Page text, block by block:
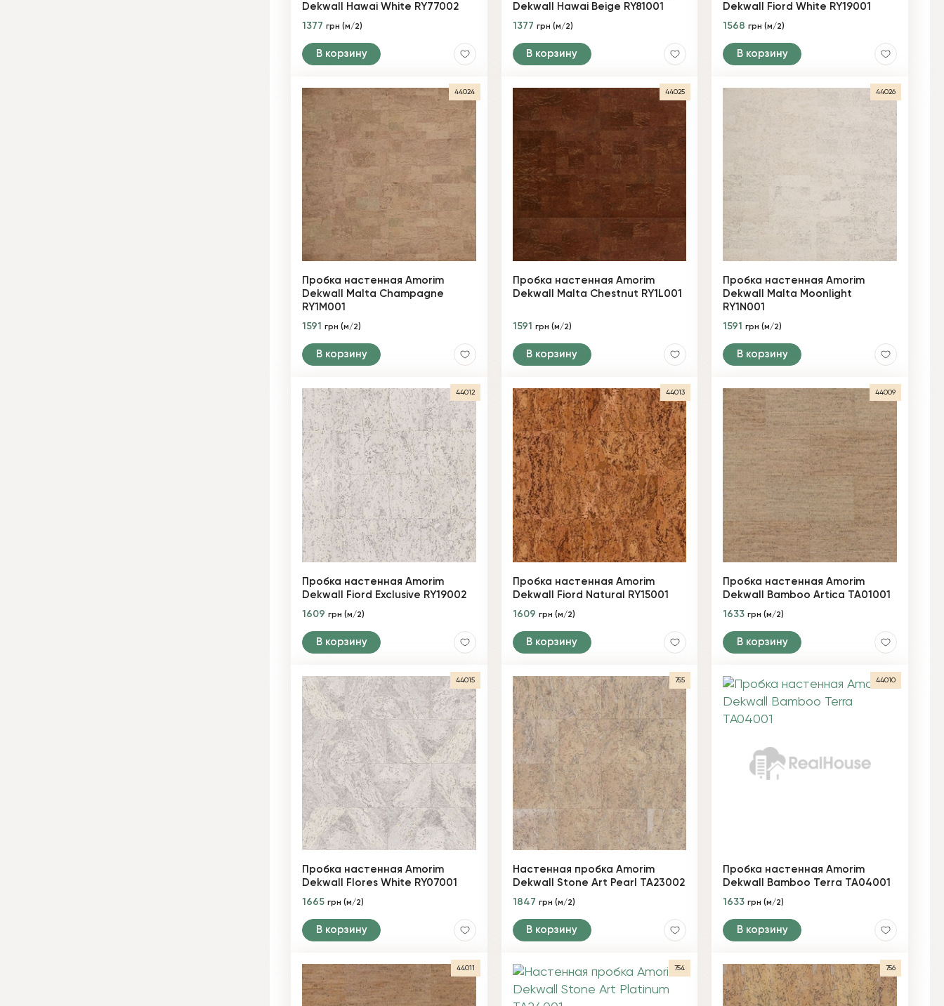
Dekwall Hawai White RY77002
1377 грн (м/2)
В корзину
Dekwall Hawai Beige RY81001
1377 грн (м/2)
В корзину
Dekwall Fiord White RY19001
1568грн (м/2)
В корзину
44024
Пробка настенная Amorim
Dekwall Malta Champagne
RY1M001
1591 грн (м/2)
В корзину
44025
Пробка настенная Amorim
Dekwall Malta Chestnut RY1L001
1591 грн (м/2)
В корзину
44026
Пробка настенная Amorim
Dekwall Malta Moonlight
RY1N001
1591грн (м/2)
В корзину
44012
Пробка настенная Amorim
Dekwall Fiord Exclusive RY19002
1609 грн (м/2)
В корзину
44013
Пробка настенная Amorim
Dekwall Fiord Natural RY15001
1609 грн (м/2)
В корзину
44009
Пробка настенная Amorim
Dekwall Bamboo Artica TA01001
1633грн (м/2)
В корзину
44015
Пробка настенная Amorim
Dekwall Flores White RY07001
1665 грн (м/2)
В корзину
755
Настенная пробка Amorim
Dekwall Stone Art Pearl TA23002
1847 грн (м/2)
В корзину
44010
Пробка настенная Amorim
Dekwall Bamboo Terra TA04001
1633грн (м/2)
В корзину
44011 754 756